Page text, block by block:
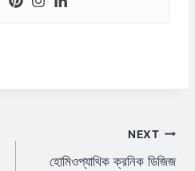
NEXT
হোমিওপ্যাথিক ক্রনিক ডিজিজ